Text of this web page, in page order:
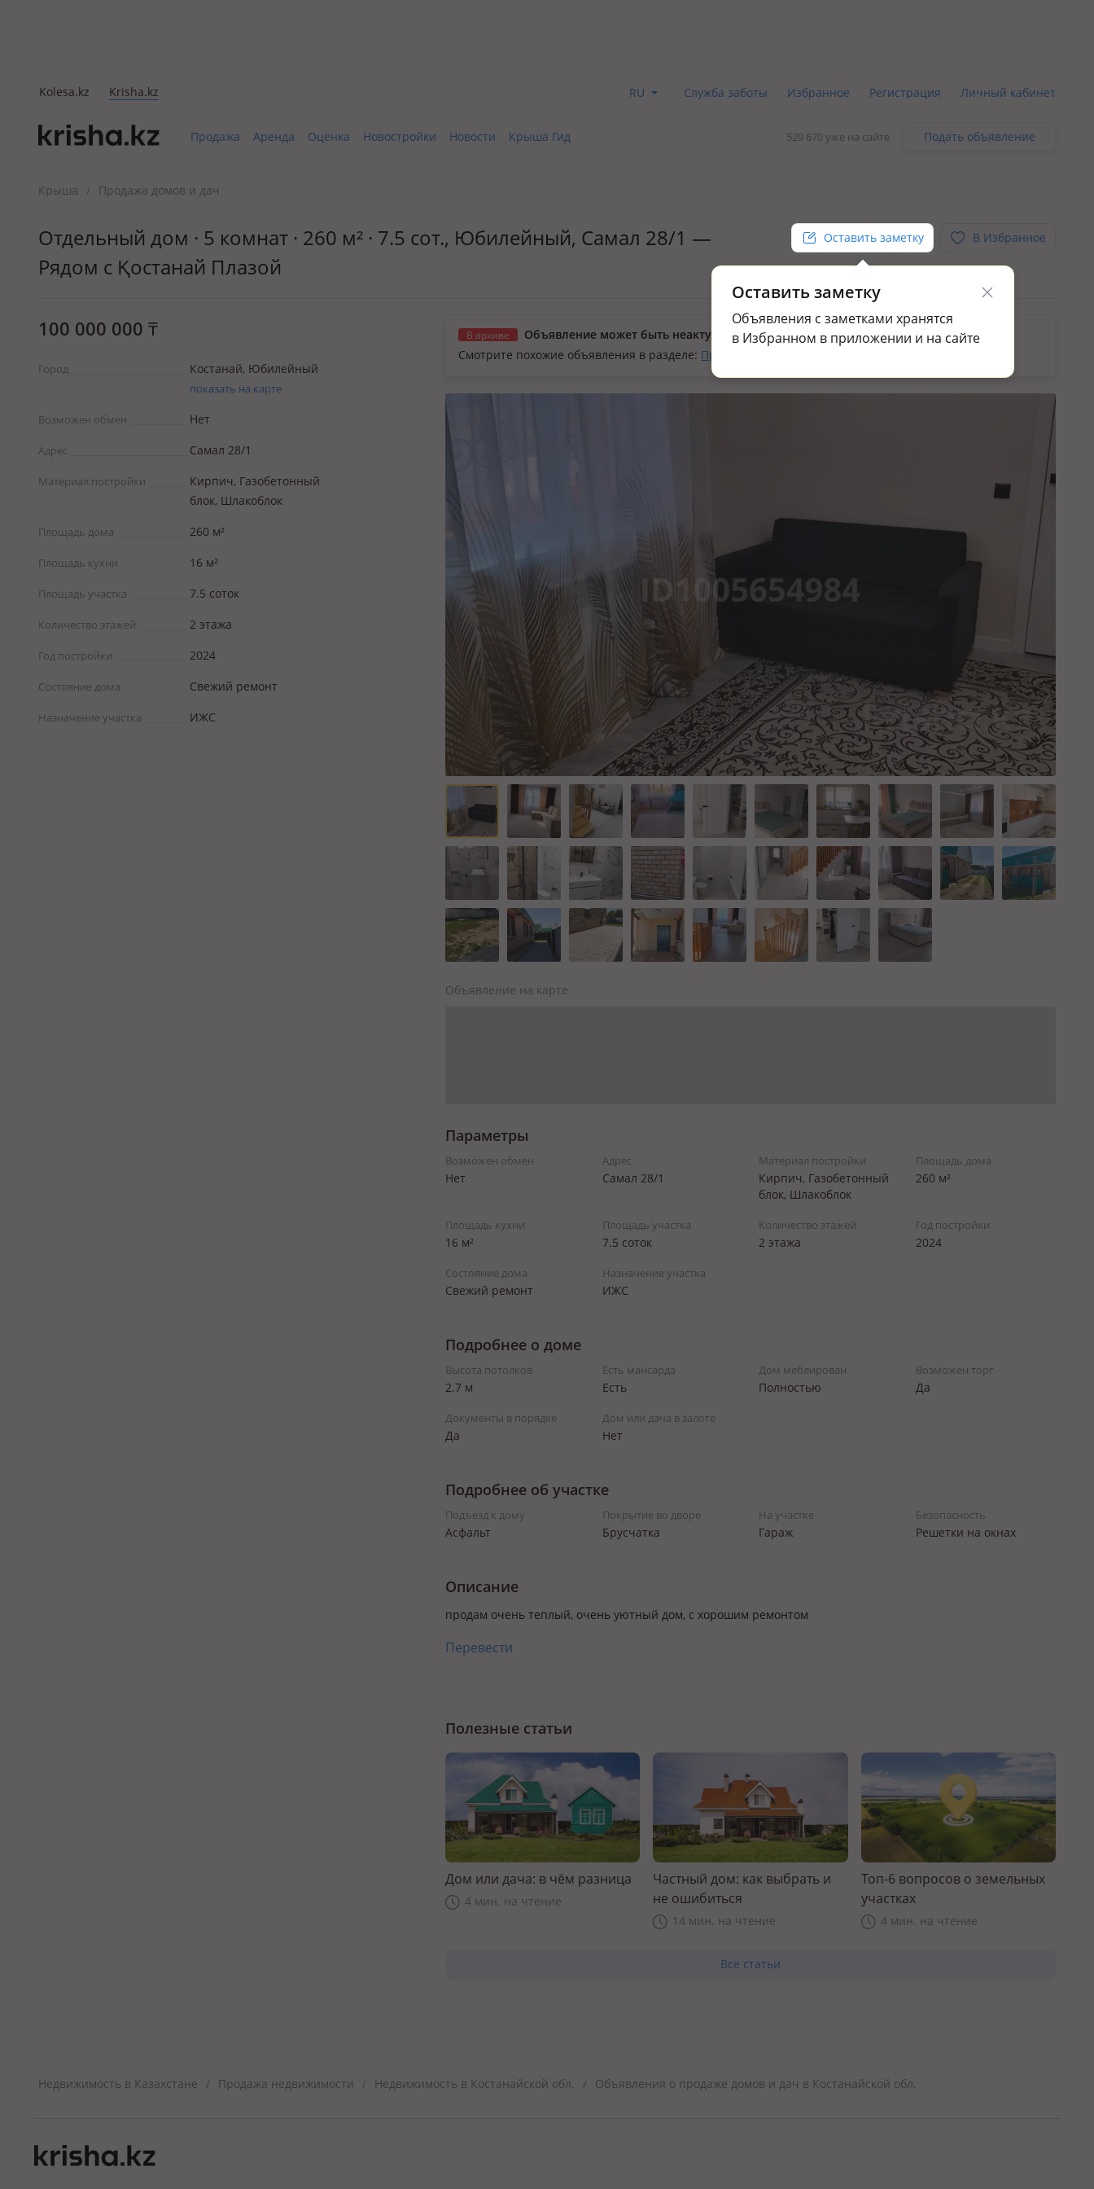
Kolesa.kz Krisha.kz RU Служба заботы Избранное Регистрация Личный кабинет
Продажа Аренда Оценка Новостройки Новости Крыша Гид 529 670 уже на сайте Подать объявление
Крыша / Продажа домов и дач
Отдельный дом · 5 комнат · 260 м² · 7.5 сот., Юбилейный, Самал 28/1 —
Рядом с Қостанай Плазой
Оставить заметку
Оставить заметку
Объявления с заметками хранятся
в Избранном в приложении и на сайте
В Избранное
100 000 000 ₸
Город Костанай, Юбилейный
показать на карте
Возможен обмен Нет
Адрес Самал 28/1
Материал постройки
Кирпич, Газобетонный
блок, Шлакоблок
Площадь дома 260 м²
Площадь кухни 16 м²
Площадь участка 7.5 соток
Количество этажей 2 этажа
Год постройки 2024
Состояние дома Свежий ремонт
Назначение участка ИЖС
В архиве
Объявление может быть неактуальным.
Смотрите похожие объявления в разделе: Продажа домов и дач в Юбилейном
Объявление на карте
Параметры
Возможен обмен
Нет
Адрес
Самал 28/1
Материал постройки
Кирпич, Газобетонный
блок, Шлакоблок
Площадь дома
260 м²
Площадь кухни
16 м²
Площадь участка
7.5 соток
Количество этажей
2 этажа
Год постройки
2024
Состояние дома
Свежий ремонт
Назначение участка
ИЖС
Подробнее о доме
Высота потолков
2.7 м
Есть мансарда
Есть
Дом меблирован
Полностью
Возможен торг
Да
Документы в порядке
Да
Дом или дача в залоге
Нет
Подробнее об участке
Подъезд к дому
Асфальт
Покрытие во дворе
Брусчатка
На участке
Гараж
Безопасность
Решетки на окнах
Описание
продам очень теплый, очень уютный дом, с хорошим ремонтом
Перевести
Полезные статьи
Дом или дача: в чём разница
4 мин. на чтение
Частный дом: как выбрать и
не ошибиться
14 мин. на чтение
Топ-6 вопросов о земельных
участках
4 мин. на чтение
Все статьи
Недвижимость в Казахстане / Продажа недвижимости / Недвижимость в Костанайской обл. / Объявления о продаже домов и дач в Костанайской обл.